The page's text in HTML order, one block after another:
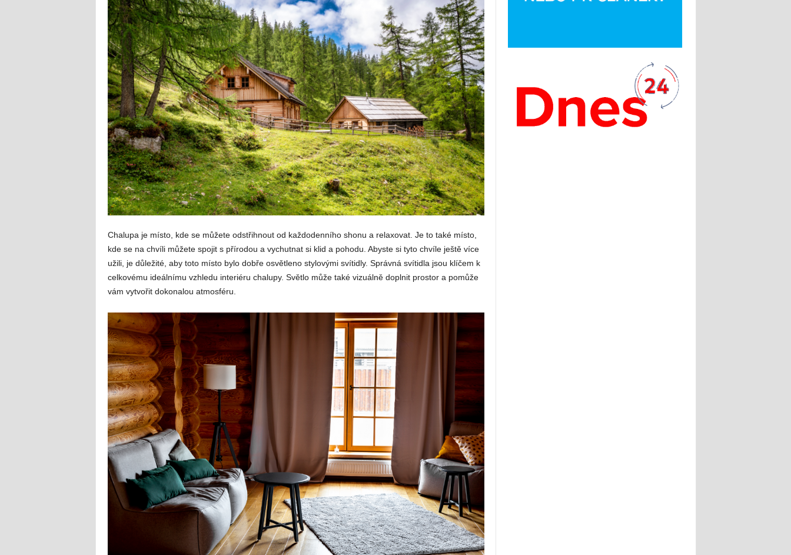
Chalupa je místo, kde se můžete odstřihnout od každodenního shonu a relaxovat. Je to také místo,
kde se na chvíli můžete spojit s přírodou a vychutnat si klid a pohodu. Abyste si tyto chvíle ještě více
užili, je důležité, aby toto místo bylo dobře osvětleno stylovými svítidly. Správná svítidla jsou klíčem k
celkovému ideálnímu vzhledu interiéru chalupy. Světlo může také vizuálně doplnit prostor a pomůže
vám vytvořit dokonalou atmosféru.